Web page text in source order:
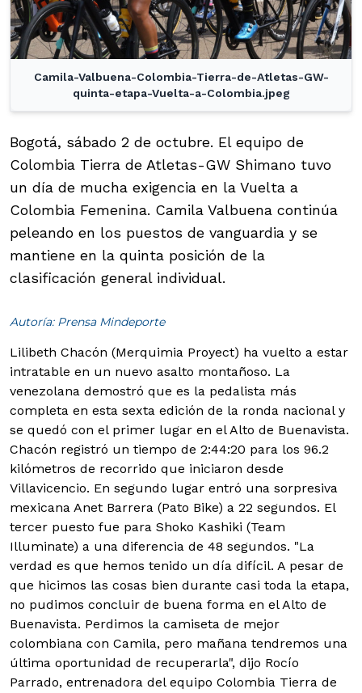
Camila-Valbuena-Colombia-Tierra-de-Atletas-GW-
quinta-etapa-Vuelta-a-Colombia.jpeg
Bogotá, sábado 2 de octubre. El equipo de
Colombia Tierra de Atletas-GW Shimano tuvo
un día de mucha exigencia en la Vuelta a
Colombia Femenina. Camila Valbuena continúa
peleando en los puestos de vanguardia y se
mantiene en la quinta posición de la
clasificación general individual.
Autoría: Prensa Mindeporte
Lilibeth Chacón (Merquimia Proyect) ha vuelto a estar
intratable en un nuevo asalto montañoso. La
venezolana demostró que es la pedalista más
completa en esta sexta edición de la ronda nacional y
se quedó con el primer lugar en el Alto de Buenavista.
Chacón registró un tiempo de 2:44:20 para los 96.2
kilómetros de recorrido que iniciaron desde
Villavicencio. En segundo lugar entró una sorpresiva
mexicana Anet Barrera (Pato Bike) a 22 segundos. El
tercer puesto fue para Shoko Kashiki (Team
Illuminate) a una diferencia de 48 segundos. "La
verdad es que hemos tenido un día difícil. A pesar de
que hicimos las cosas bien durante casi toda la etapa,
no pudimos concluir de buena forma en el Alto de
Buenavista. Perdimos la camiseta de mejor
colombiana con Camila, pero mañana tendremos una
última oportunidad de recuperarla", dijo Rocío
Parrado, entrenadora del equipo Colombia Tierra de